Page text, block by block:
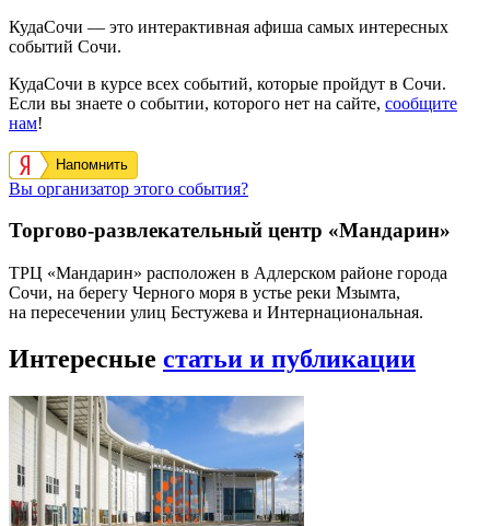
КудаСочи — это интерактивная афиша самых интересных
событий Сочи.
КудаСочи в курсе всех событий, которые пройдут в Сочи.
Если вы знаете о событии, которого нет на сайте, сообщите
нам!
Напомнить
Вы организатор этого события?
Торгово-развлекательный центр «Мандарин»
ТРЦ «Мандарин» расположен в Адлерском районе города
Сочи, на берегу Черного моря в устье реки Мзымта,
на пересечении улиц Бестужева и Интернациональная.
Интересные статьи и публикации